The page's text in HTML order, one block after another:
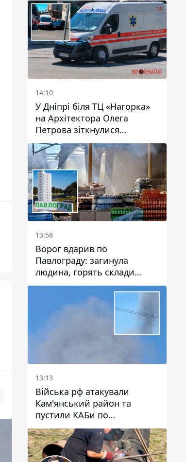
14:10
У Дніпрі біля ТЦ «Нагорка»
на Архітектора Олега
Петрова зіткнулися
«швидка» та Toyota: трамваї
№5 затримуються
13:58
Ворог вдарив по
Павлограду: загинула
людина, горять склади
логістичних компаній та
13:13
Війська рф атакували
Кам'янський район та
пустили КАБи по
Павлограду: постраждав
чоловік, в небо здіймається
стовп диму